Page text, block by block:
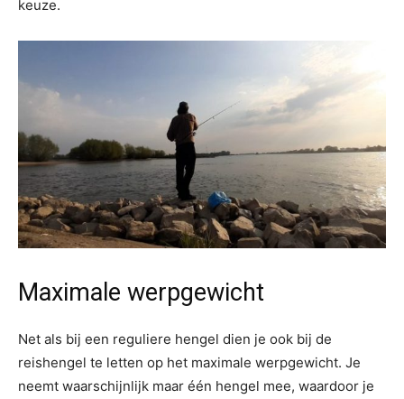
keuze.
Maximale werpgewicht
Net als bij een reguliere hengel dien je ook bij de
reishengel te letten op het maximale werpgewicht. Je
neemt waarschijnlijk maar één hengel mee, waardoor je